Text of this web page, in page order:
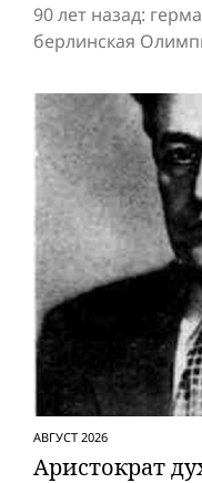
90 лет назад:
берлинская
АВГУСТ 2026
Аристократ